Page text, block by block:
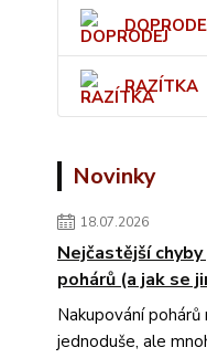
RAZÍTKA
Novinky
18.07.2026
Nejčastější
pohárů (a jak se
Nakupování
jednoduše, ale